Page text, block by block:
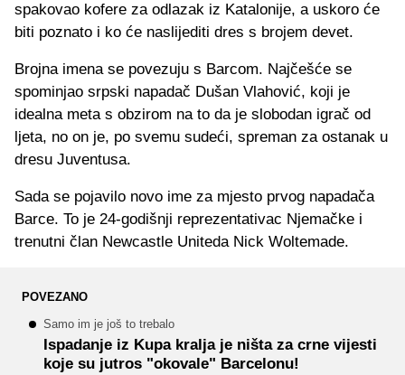
spakovao kofere za odlazak iz Katalonije, a uskoro će
biti poznato i ko će naslijediti dres s brojem devet.
Brojna imena se povezuju s Barcom. Najčešće se
spominjao srpski napadač Dušan Vlahović, koji je
idealna meta s obzirom na to da je slobodan igrač od
ljeta, no on je, po svemu sudeći, spreman za ostanak u
dresu Juventusa.
Sada se pojavilo novo ime za mjesto prvog napadača
Barce. To je 24-godišnji reprezentativac Njemačke i
trenutni član Newcastle Uniteda Nick Woltemade.
POVEZANO
Samo im je još to trebalo
Ispadanje iz Kupa kralja je ništa za crne vijesti
koje su jutros "okovale" Barcelonu!